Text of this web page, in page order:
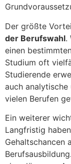
Der größte
der Berufswahl.
einen
Studium oft
Studierende
auch
vielen Berufen
Ein weiterer
Langfristig
Gehaltschancen